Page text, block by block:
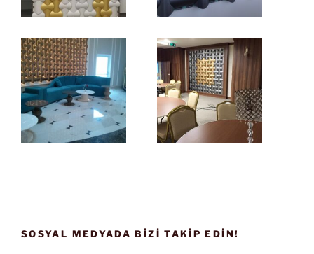
SOSYAL MEDYADA BIZI TAKIP EDIN!